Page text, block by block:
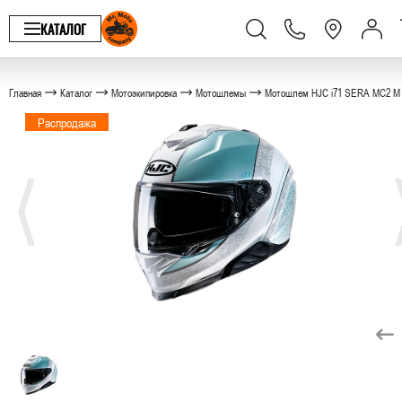
КАТАЛОГ
Главная Каталог Мотоэкипировка Мотошлемы Мотошлем HJC i71 SERA MC2 M
Распродажа